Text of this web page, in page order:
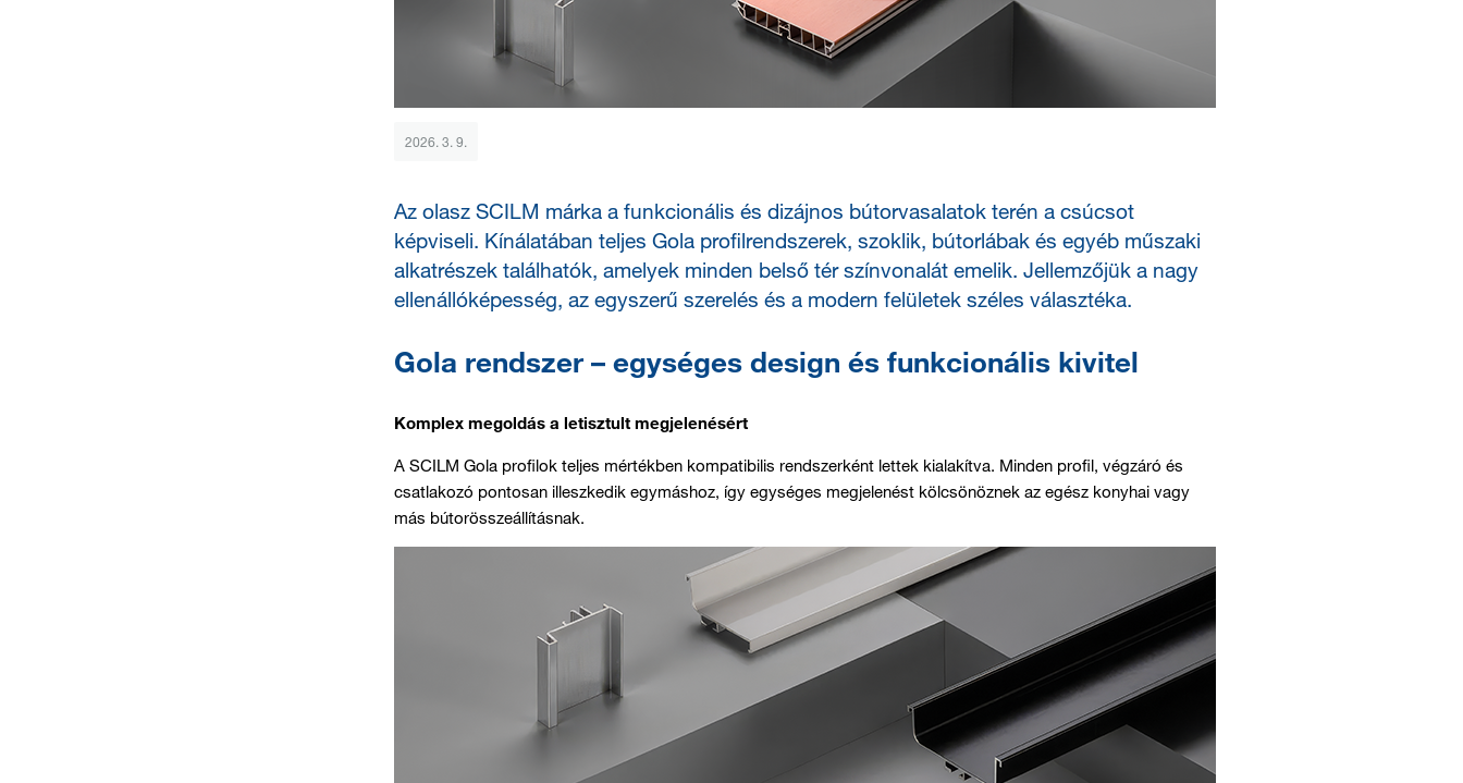
2026. 3. 9.
Az olasz SCILM márka a funkcionális és dizájnos bútorvasalatok terén a csúcsot
képviseli. Kínálatában teljes Gola profilrendszerek, szoklik, bútorlábak és egyéb műszaki
alkatrészek találhatók, amelyek minden belső tér színvonalát emelik. Jellemzőjük a nagy
ellenállóképesség, az egyszerű szerelés és a modern felületek széles választéka.
Gola rendszer – egységes design és funkcionális kivitel
Komplex megoldás a letisztult megjelenésért
A SCILM Gola profilok teljes mértékben kompatibilis rendszerként lettek kialakítva. Minden profil, végzáró és
csatlakozó pontosan illeszkedik egymáshoz, így egységes megjelenést kölcsönöznek az egész konyhai vagy
más bútorösszeállításnak.